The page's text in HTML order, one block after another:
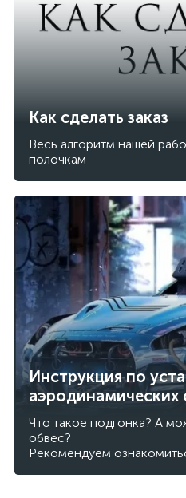
Как сделать заказ
Весь алгоритм нашей
полочкам
Инструкция по
аэродинамических
Что такое подгонка? А
обвес?
Рекомендуем